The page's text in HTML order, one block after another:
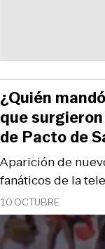
10 OCTUBRE
Aparición de
fanáticos de la
¿Quién
que
de Pacto de